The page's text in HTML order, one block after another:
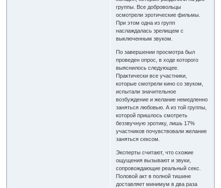
группы. Все добровольцы
осмотрели эротические фильмы.
При этом одна из групп
наслаждалась зрелищем с
выключенным звуком.
По завершении просмотра был
проведен опрос, в ходе которого
выяснилось следующее.
Практически все участники,
которые смотрели кино со звуком,
испытали значительное
возбуждение и желание немедленно
заняться любовью. А из той группы,
которой пришлось смотреть
беззвучную эротику, лишь 17%
участников почувствовали желание
заняться сексом.
Эксперты считают, что схожие
ощущения вызывают и звуки,
сопровождающие реальный секс.
Половой акт в полной тишине
доставляет минимум в два раза